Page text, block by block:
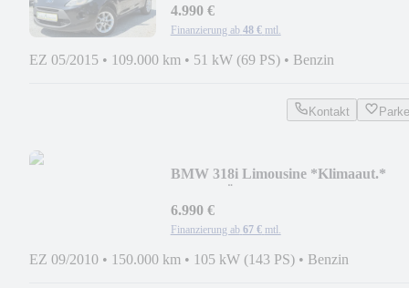
4.990 €
Finanzierung ab 48 € mtl.
EZ 05/2015 • 109.000 km • 51 kW (69 PS) • Benzin
Kontakt
BMW 318i Limousine *Klimaaut.*
6.990 €
Finanzierung ab 67 € mtl.
EZ 09/2010 • 150.000 km • 105 kW (143 PS) • Benzin